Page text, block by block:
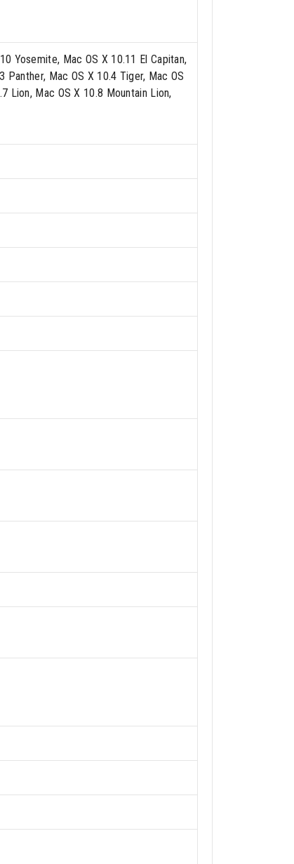
Yosemite, Mac OS X 10.11 El Capitan,
Panther, Mac OS X 10.4 Tiger, Mac OS
Lion, Mac OS X 10.8 Mountain Lion,